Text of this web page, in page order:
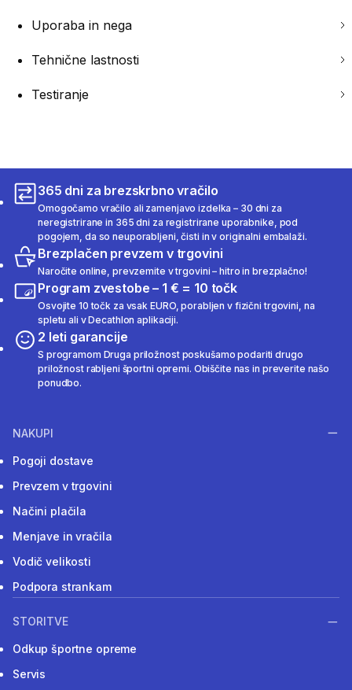
Uporaba in nega
Tehnične lastnosti
Testiranje
365 dni za brezskrbno vračilo
Omogočamo vračilo ali zamenjavo izdelka – 30 dni za
neregistrirane in 365 dni za registrirane uporabnike, pod
pogojem, da so neuporabljeni, čisti in v originalni embalaži.
Brezplačen prevzem v trgovini
Naročite online, prevzemite v trgovini – hitro in brezplačno!
Program zvestobe – 1 € = 10 točk
Osvojite 10 točk za vsak EURO, porabljen v fizični trgovini, na
spletu ali v Decathlon aplikaciji.
2 leti garancije
S programom Druga priložnost poskušamo podariti drugo
priložnost rabljeni športni opremi. Obiščite nas in preverite našo
ponudbo.
NAKUPI
Pogoji dostave
Prevzem v trgovini
Načini plačila
Menjave in vračila
Vodič velikosti
Podpora strankam
STORITVE
Odkup športne opreme
Servis